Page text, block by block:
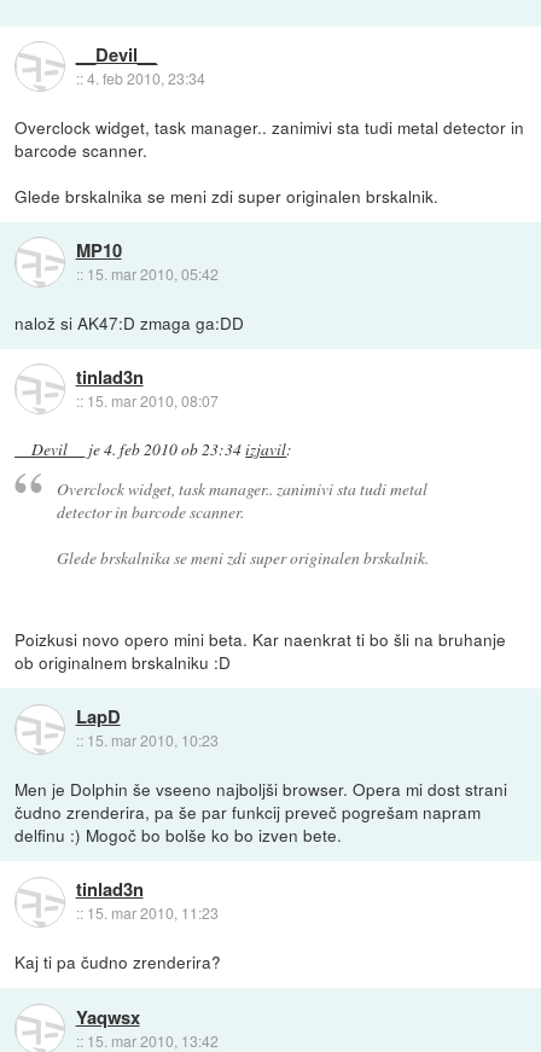
__Devil__
::4. feb 2010, 23:34
Overclock widget, task manager.. zanimivi sta tudi metal detector in
barcode scanner.
Glede brskalnika se meni zdi super originalen brskalnik.
MP10
:: 15. mar 2010, 05:42
nalož si AK47:D zmaga ga:DD
tinlad3n
:: 15. mar 2010, 08:07
__Devil__ je4. feb 2010 ob 23:34izjavil:
Overclock widget, task manager.. zanimivi sta tudi metal
detector in barcode scanner.
Glede brskalnika se meni zdi super originalen brskalnik.
Poizkusi novo opero mini beta. Kar naenkrat ti bo šli na bruhanje
ob originalnem brskalniku :D
LapD
:: 15. mar 2010, 10:23
Men je Dolphin še vseeno najboljši browser. Opera mi dost strani
čudno zrenderira, pa še par funkcij preveč pogrešam napram
delfinu :) Mogoč bo bolše ko bo izven bete.
tinlad3n
:: 15. mar 2010, 11:23
Kaj ti pa čudno zrenderira?
Yaqwsx
:: 15. mar 2010, 13:42